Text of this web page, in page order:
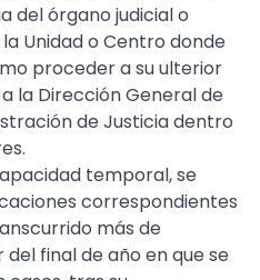
del órgano judicial o
Unidad o Centro donde
proceder a su ulterior
la Dirección General de
de Justicia dentro
temporal, se
correspondientes
más de
final de año en que se